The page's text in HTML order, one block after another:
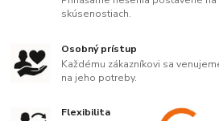
skúsenostiach.
Osobný prístup
Každému zákazníkovi sa
na jeho potreby.
Flexibilita